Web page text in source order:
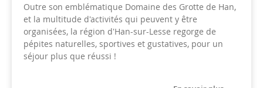
Outre son emblématique Domaine des Grotte de Han,
et la multitude d'activités qui peuvent y être
organisées, la région d'Han-sur-Lesse regorge de
pépites naturelles, sportives et gustatives, pour un
séjour plus que réussi !